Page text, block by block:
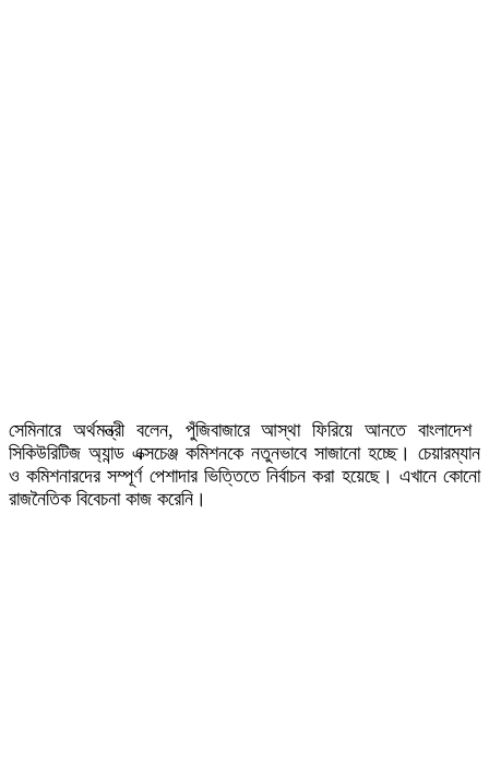
সেমিনারে অর্থমন্ত্রী বলেন, পুঁজিবাজারে আস্থা ফিরিয়ে আনতে বাংলাদেশ
সিকিউরিটিজ অ্যান্ড এক্সচেঞ্জ কমিশনকে নতুনভাবে সাজানো হচ্ছে। চেয়ারম্যান
ও কমিশনারদের সম্পূর্ণ পেশাদার ভিত্তিতে নির্বাচন করা হয়েছে। এখানে কোনো
রাজনৈতিক বিবেচনা কাজ করেনি।